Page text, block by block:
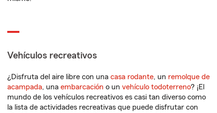
Vehículos recreativos
¿Disfruta del aire libre con una casa rodante, un remolque de
acampada, una embarcación o un vehículo todoterreno? ¡El
mundo de los vehículos recreativos es casi tan diverso como
la lista de actividades recreativas que puede disfrutar con